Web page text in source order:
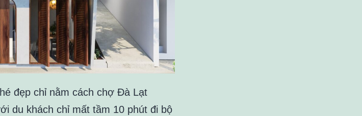
đẹp chỉ nằm cách chợ Đà Lạt
du khách chỉ mất tầm 10 phút đi bộ